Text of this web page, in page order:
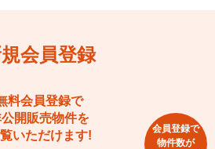
会員登録
料会員登録で
開販売物件を
いただけます!
会員登録で
物件数が